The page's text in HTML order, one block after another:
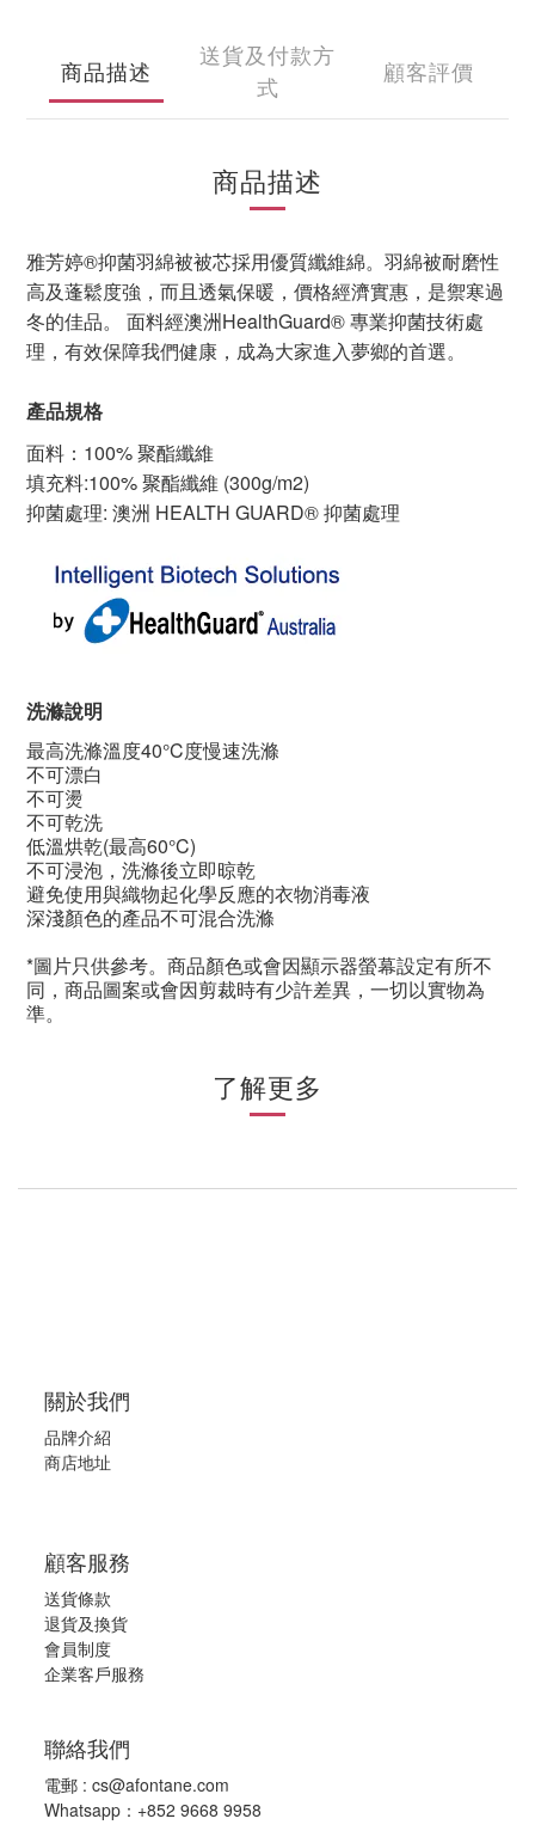
商品描述
送貨及付款方
式
顧客評價
商品描述
雅芳婷®抑菌羽綿被被芯採用優質纖維綿。羽綿被耐磨性
高及蓬鬆度強，而且透氣保暖，價格經濟實惠，是禦寒過
冬的佳品。 面料經澳洲HealthGuard® 專業抑菌技術處
理，有效保障我們健康，成為大家進入夢鄉的首選。
產品規格
面料：100% 聚酯纖維
填充料:100% 聚酯纖維 (300g/m2)
抑菌處理: 澳洲 HEALTH GUARD® 抑菌處理
洗滌說明
最高洗滌溫度40°C度慢速洗滌
不可漂白
不可燙
不可乾洗
低溫烘乾(最高60°C)
不可浸泡，洗滌後立即晾乾
避免使用與織物起化學反應的衣物消毒液
深淺顏色的產品不可混合洗滌
*圖片只供參考。商品顏色或會因顯示器螢幕設定有所不
同，商品圖案或會因剪裁時有少許差異，一切以實物為
準。
了解更多
關於我們
品牌介紹
商店地址
顧客服務
送貨條款
退貨及換貨
會員制度
企業客戶服務
聯絡我們
電郵 : cs@afontane.com
Whatsapp：+852 9668 9958